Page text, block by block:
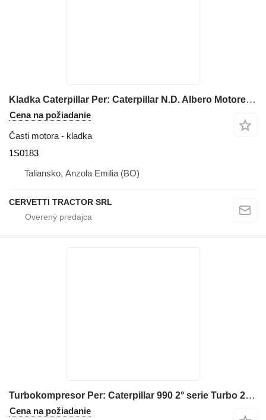
Kladka Caterpillar Per: Caterpillar N.D. Albero Motore 1S0183 na stavebného stroja
Cena na požiadanie
Časti motora - kladka
1S0183
Taliansko, Anzola Emilia (BO)
CERVETTI TRACTOR SRL
Turbokompresor Per: Caterpillar 990 2° serie Turbo 2180891 na kolesového nakladača Caterpillar 990 2° serie
Cena na požiadanie